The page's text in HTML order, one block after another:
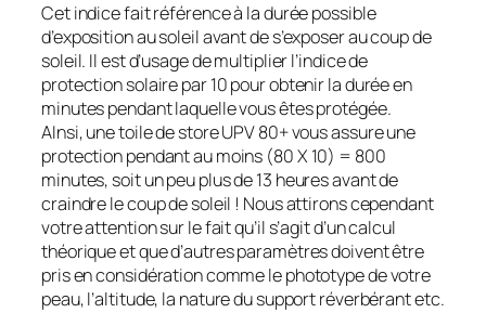
Cet indice fait référence à la durée possible
d’exposition au soleil avant de s’exposer au coup de
soleil. Il est d’usage de multiplier l’indice de
protection solaire par 10 pour obtenir la durée en
minutes pendant laquelle vous êtes protégée.
AInsi, une toile de store UPV 80+ vous assure une
protection pendant au moins (80 X 10) = 800
minutes, soit un peu plus de 13 heures avant de
craindre le coup de soleil ! Nous attirons cependant
votre attention sur le fait qu’il s’agit d’un calcul
théorique et que d’autres paramètres doivent être
pris en considération comme le phototype de votre
peau, l’altitude, la nature du support réverbérant etc.